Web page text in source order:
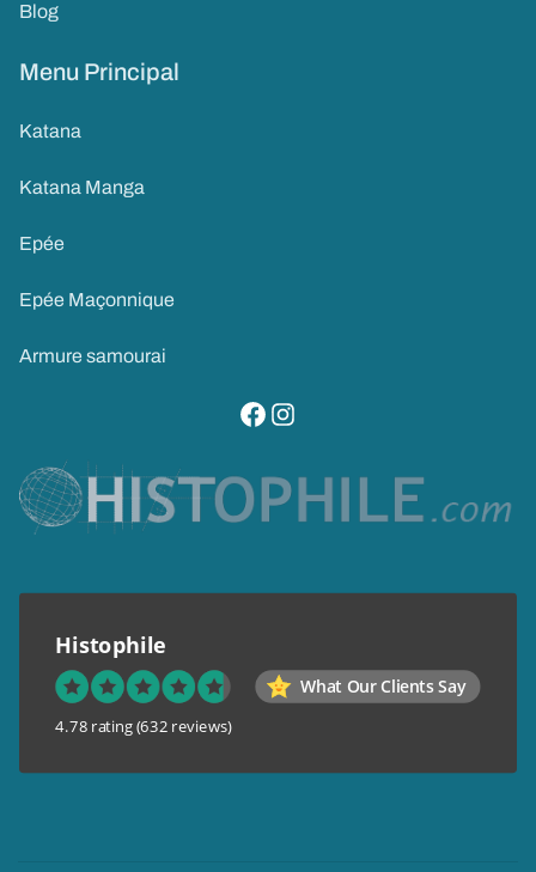
Blog
Menu Principal
Katana
Katana Manga
Epée
Epée Maçonnique
Armure samourai
visitez notre page facebook
suivez notre compte instagram
Histophile
What Our Clients Say
4.78 rating (632 reviews)